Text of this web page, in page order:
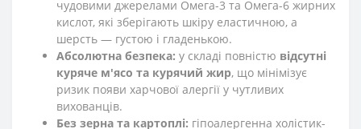
чудовими джерелами Омега-3 та Омега-6 жирних
кислот, які зберігають шкіру еластичною, а
шерсть — густою і гладенькою.
Абсолютна безпека: у складі повністю відсутні
куряче м'ясо та курячий жир, що мінімізує
ризик появи харчової алергії у чутливих
вихованців.
Без зерна та картоплі: гіпоалергенна холістик-